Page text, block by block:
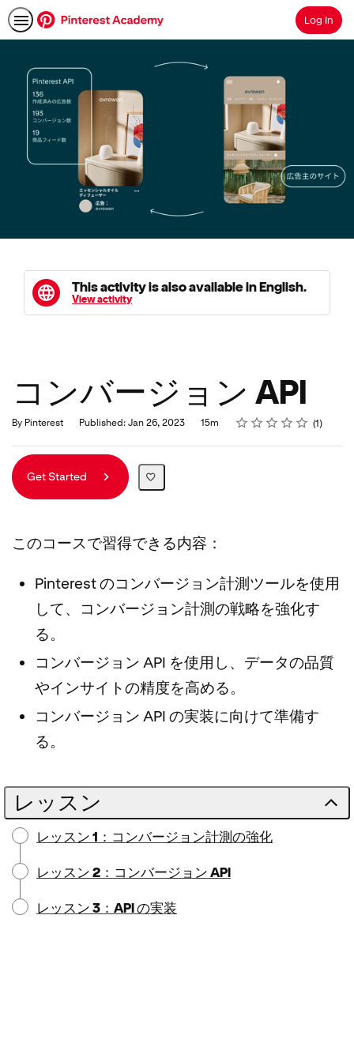
SearchLog In
This activity is also available in English.
View activity
コンバージョン API
By Pinterest Published: Jan 26, 2023
Duration 15m Rating
1 star
2 stars
3 stars
4 stars
5 stars
Average rating: 4.0 1
1 review
Get Started
このコースで習得できる内容：
Pinterest のコンバージョン計測ツールを使用
して、コンバージョン計測の戦略を強化す
る。
コンバージョン API を使用し、データの品質
やインサイトの精度を高める。
コンバージョン API の実装に向けて準備す
る。
レッスン
レッスン 1：コンバージョン計測の強化
レッスン 2：コンバージョン API
レッスン 3：API の実装